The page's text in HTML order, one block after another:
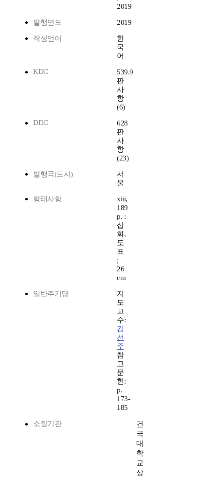
2019
발행연도 2019
작성언어
한
국
어
KDC
539.9
판
사
항
(6)
DDC
628
판
사
항
(23)
발행국(도시)
서
울
형태사항
xiii,
189
p. :
삽
화,
도
표
;
26
cm
일반주기명
지
도
교
수:
김
선
주
참
고
문
헌:
p.
173-
185
소장기관
건
국
대
학
교
상